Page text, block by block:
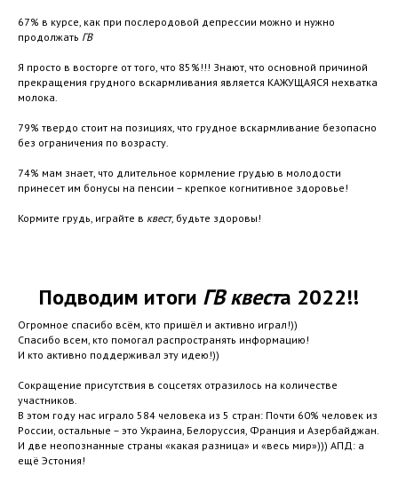
67% в курсе, как при послеродовой депрессии можно и нужно
продолжать ГВ
Я просто в восторге от того, что 85%!!! Знают, что основной причиной
прекращения грудного вскармливания является КАЖУЩАЯСЯ нехватка
молока.
79% твердо стоит на позициях, что грудное вскармливание безопасно
без ограничения по возрасту.
74% мам знает, что длительное кормление грудью в молодости
принесет им бонусы на пенсии – крепкое когнитивное здоровье!
Кормите грудь, играйте в квест, будьте здоровы!
Подводим итоги ГВ квеста 2022!!
Огромное спасибо всём, кто пришёл и активно играл!))
Спасибо всем, кто помогал распространять информацию!
И кто активно поддерживал эту идею!))
Сокращение присутствия в соцсетях отразилось на количестве
участников.
В этом году нас играло 584 человека из 5 стран: Почти 60% человек из
России, остальные – это Украина, Белоруссия, Франция и Азербайджан.
И две неопознанные страны «какая разница» и «весь мир»))) АПД: а
ещё Эстония!